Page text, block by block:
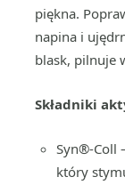
piękna.
napina i
blask, pilnuje
Składniki
Syn®-Coll
który